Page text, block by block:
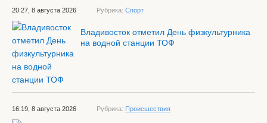
20:27, 8 августа 2026 Рубрика: Спорт
Владивосток отметил День физкультурника
на водной станции ТОФ
16:19, 8 августа 2026 Рубрика: Происшествия